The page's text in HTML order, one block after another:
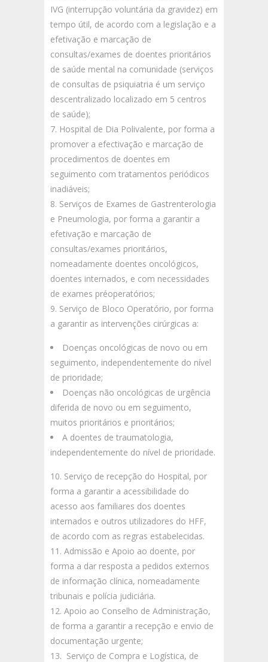
IVG (interrupção voluntária da gravidez) em
tempo útil, de acordo com a legislação e a
efetivação e marcação de
consultas/exames de doentes prioritários
de saúde mental na comunidade (serviços
de consultas de psiquiatria é um serviço
descentralizado localizado em 5 centros
de saúde);
Hospital de Dia Polivalente, por forma a
promover a efectivação e marcação de
procedimentos de doentes em
seguimento com tratamentos periódicos
inadiáveis;
Serviços de Exames de Gastrenterologia
e Pneumologia, por forma a garantir a
efetivação e marcação de
consultas/exames prioritários,
nomeadamente doentes oncológicos,
doentes internados, e com necessidades
de exames pré­operatórios;
Serviço de Bloco Operatório, por forma
a garantir as intervenções cirúrgicas a:
Doenças oncológicas de novo ou em
seguimento, independentemente do nível
de prioridade;
Doenças não oncológicas de urgência
diferida de novo ou em seguimento,
muitos prioritários e prioritários;
A doentes de traumatologia,
independentemente do nível de prioridade.
Serviço de recepção do Hospital, por
forma a garantir a acessibilidade do
acesso aos familiares dos doentes
internados e outros utilizadores do HFF,
de acordo com as regras estabelecidas.
Admissão e Apoio ao doente, por
forma a dar resposta a pedidos externos
de informação clínica, nomeadamente
tribunais e polícia judiciária.
Apoio ao Conselho de Administração,
de forma a garantir a recepção e envio de
documentação urgente;
Serviço de Compra e Logística, de